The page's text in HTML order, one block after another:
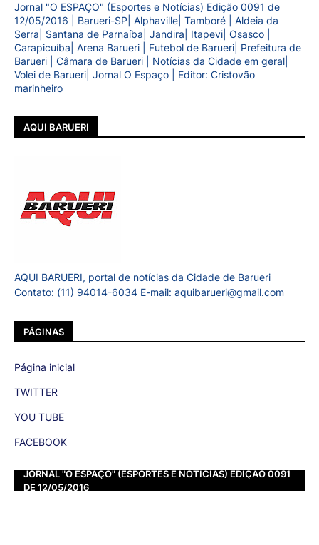
Jornal "O ESPAÇO" (Esportes e Notícias) Edição 0091 de
12/05/2016 | Barueri-SP| Alphaville| Tamboré | Aldeia da
Serra| Santana de Parnaíba| Jandira| Itapevi| Osasco |
Carapicuíba| Arena Barueri | Futebol de Barueri| Prefeitura de
Barueri | Câmara de Barueri | Notícias da Cidade em geral|
Volei de Barueri| Jornal O Espaço | Editor: Cristovão
marinheiro
AQUI BARUERI
AQUI BARUERI, portal de notícias da Cidade de Barueri
Contato: (11) 94014-6034 E-mail: aquibarueri@gmail.com
PÁGINAS
Página inicial
TWITTER
YOU TUBE
FACEBOOK
JORNAL "O ESPAÇO" (ESPORTES E NOTÍCIAS) EDIÇÃO 0091
DE 12/05/2016